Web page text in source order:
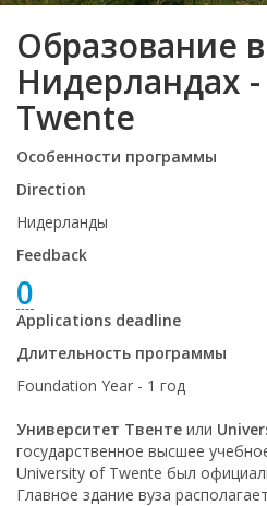
Образование в
Нидерландах
Twente
Особенности программы
Direction
Нидерланды
Feedback
0
Applications deadline
Длительность программы
Foundation Year - 1 год
Университет Твенте или
государственное высшее
University of Twente был
Главное здание вуза